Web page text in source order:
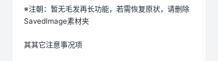
※注朝 ：暂无毛发再长功能，若需恢复原状，请删除
SavedImage素材夹
其其它注意事况项